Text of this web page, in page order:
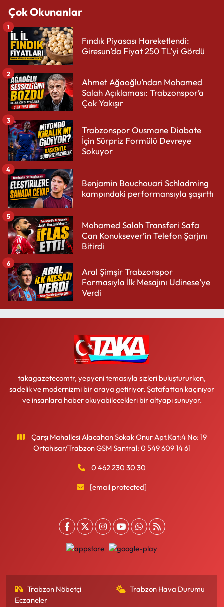
Çok Okunanlar
Fındık Piyasası Hareketlendi:
Giresun’da Fiyat 250 TL’yi Gördü
1
Ahmet Ağaoğlu’ndan Mohamed
Salah Açıklaması: Trabzonspor’a
Çok Yakışır
2
Trabzonspor Ousmane Diabate
İçin Sürpriz Formülü Devreye
Sokuyor
3
Benjamin Bouchouari Schladming
kampındaki performansıyla şaşırttı
4
Mohamed Salah Transferi Safa
Can Konuksever’in Telefon Şarjını
Bitirdi
5
Aral Şimşir Trabzonspor
Formasıyla İlk Mesajını Udinese’ye
Verdi
6
takagazetecomtr, yepyeni temasıyla sizleri buluştururken,
sadelik ve modernizmi bir araya getiriyor. Şatafattan kaçınıyor
ve insanlara haber okuyabilecekleri bir altyapı sunuyor.
Çarşı Mahallesi Alacahan Sokak Onur Apt.Kat:4 No: 19
Ortahisar/Trabzon GSM Santral: 0 549 609 14 61
0 462 230 30 30
[email protected]
Trabzon Nöbetçi
Eczaneler
Trabzon Hava Durumu